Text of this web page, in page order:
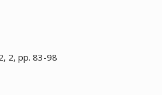
2, pp. 83-98